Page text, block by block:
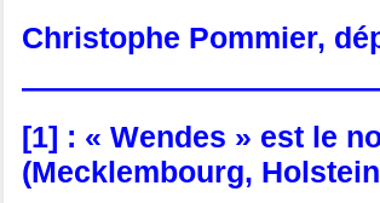
Christophe Pommier,
[1] : « Wendes » est le
(Mecklembourg,